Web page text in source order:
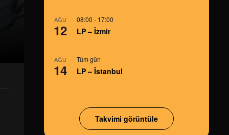
AĞU
12
08:00 - 17:00
LP – İzmir
AĞU
14
Tüm gün
LP – İstanbul
Takvimi görüntüle